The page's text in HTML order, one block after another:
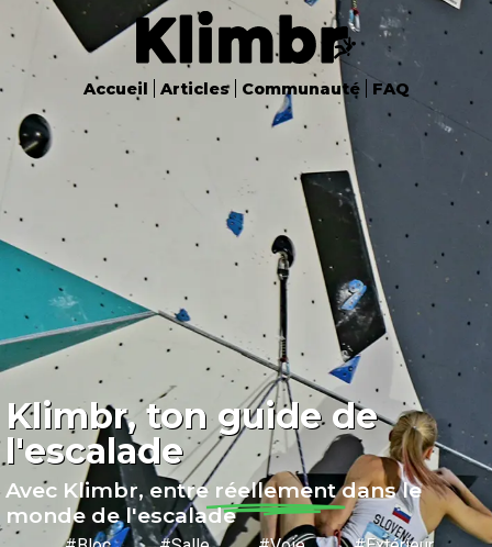
Accueil Articles Communauté FAQ
Klimbr, ton guide de
l'escalade
Avec Klimbr, entre réellement dans le
monde de l'escalade